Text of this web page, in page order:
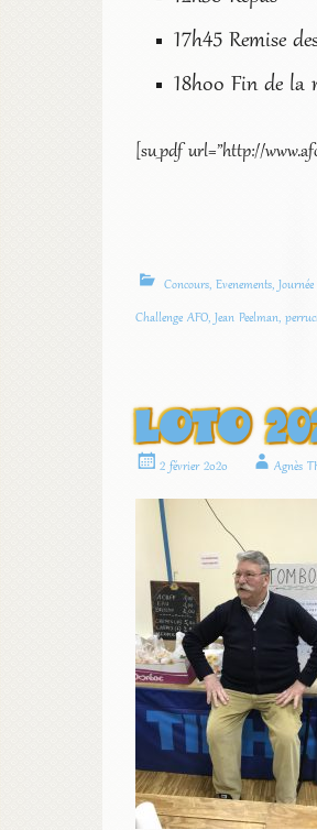
17h45 Remise
18h00 Fin de la
[su_pdf url=”http://
Concours,Evenements,
Challenge AFO,Jean Peelman,
LOTO
2 février 2020 Agnès